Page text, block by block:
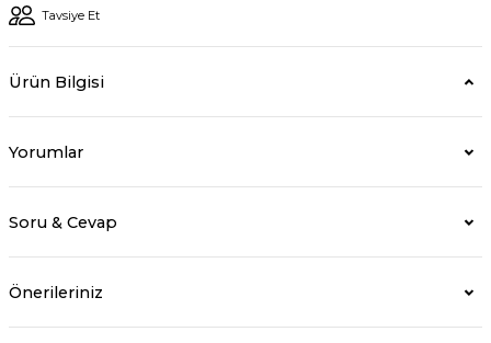
Tavsiye Et
Ürün Bilgisi
Yorumlar
Soru & Cevap
Önerileriniz